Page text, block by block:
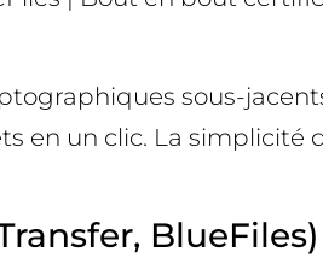
sous-
en un clic. La simplicité
BlueFiles)